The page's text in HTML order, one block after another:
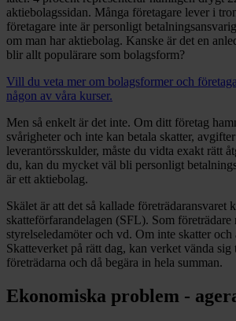
aktiebolagssidan. Många företagare lever i
företagare inte är personligt
om man har aktiebolag. Kanske är det en
blir allt populärare som bolagsform?
Vill du veta mer om bolagsformer och
någon av våra kurser.
Men så enkelt är det inte. Om ditt företag
svårigheter och inte kan betala skatter,
leverantörsskulder, måste du vidta exakt rätt
du, kan du mycket väl bli personligt
är ett aktiebolag.
Skälet är att det så kallade företrädaransvaret
skatteförfarandelagen (SFL). Som företrädare
styrelseledamöter och vd. Om inte skatter
Skatteverket på rätt dag, kan verket vända
företrädarna och då begära in hela summan.
Ekonomiska problem -